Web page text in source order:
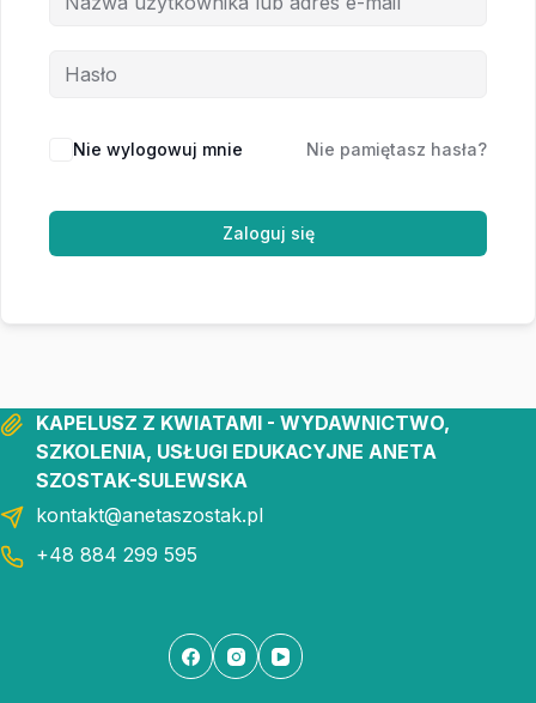
Nie wylogowuj mnie Nie pamiętasz hasła?
Zaloguj się
KAPELUSZ Z KWIATAMI - WYDAWNICTWO,
SZKOLENIA, USŁUGI EDUKACYJNE ANETA
SZOSTAK-SULEWSKA
kontakt@anetaszostak.pl
+48 884 299 595